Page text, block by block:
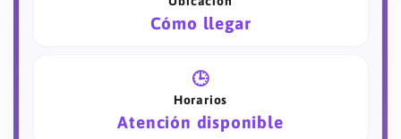
Cómo llegar
🕒
Horarios
Atención disponible